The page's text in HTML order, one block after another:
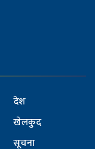
देश
खेलकुद
सूचना